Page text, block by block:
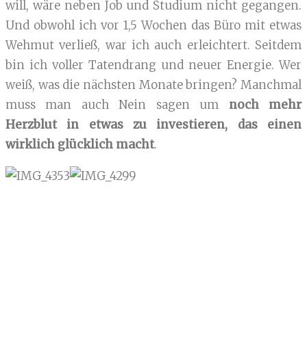
will, wäre neben Job und Studium nicht gegangen.
Und obwohl ich vor 1,5 Wochen das Büro mit etwas
Wehmut verließ, war ich auch erleichtert. Seitdem
bin ich voller Tatendrang und neuer Energie. Wer
weiß, was die nächsten Monate bringen? Manchmal
muss man auch Nein sagen um noch mehr
Herzblut in etwas zu investieren, das einen
wirklich glücklich macht.